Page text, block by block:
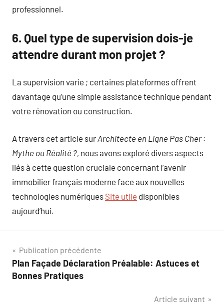
professionnel.
6. Quel type de supervision dois-je
attendre durant mon projet ?
La supervision varie ; certaines plateformes offrent
davantage qu’une simple assistance technique pendant
votre rénovation ou construction.
A travers cet article sur Architecte en Ligne Pas Cher :
Mythe ou Réalité ?, nous avons exploré divers aspects
liés à cette question cruciale concernant l’avenir
immobilier français moderne face aux nouvelles
technologies numériques Site utile disponibles
aujourd’hui.
Navigation
de
Publication précédente
Plan Façade Déclaration Préalable: Astuces et
Bonnes Pratiques
Article suivant